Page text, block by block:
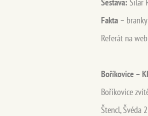
Fakta –
Referát na
Boříkovice –
Boříkovice
Štencl, Švéda